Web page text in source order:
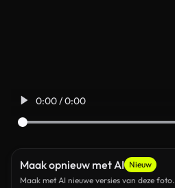
0:00 / 0:00
Maak opnieuw met AI Nieuw
Maak met AI nieuwe versies van deze foto.